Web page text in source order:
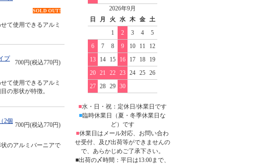
SOLD OUT!
て使用できるアルミ
プ
700円(税込770円)
て使用できるアルミ
の形状が特徴。
2個
700円(税込770円)
のアルミバーニアで
2026年9月
日
月 火 水 木 金
土
1
2 3 4
5
6
7 8 9 10 11
12
13
14 15 16 17 18
19
20
21 22 23 24 25
26
27
28 29 30
■水・日・祝：定休日/休業日です
■臨時休業日（夏・冬季休業日な
ど）です
■休業日はメール対応、お問い合わ
せ受付、及び出荷等ができませんの
で、あらかじめご了承下さい。
■出荷の〆時間：平日は13:00まで、